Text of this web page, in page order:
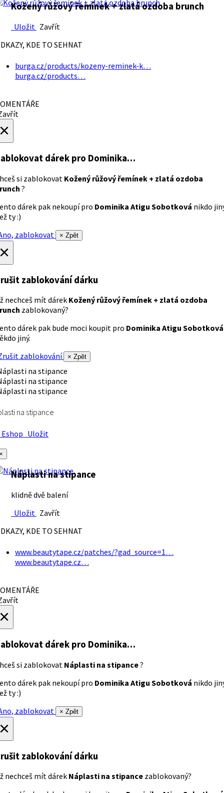
Kožený růžový řemínek + zlatá ozdoba brunch
Uložit Zavřít
KDE TO SEHNAT
burga.cz/products/kozeny-reminek-k…
burga.cz/products…
dárek pro Dominika…
si zablokovat Kožený růžový řemínek + zlatá ozdoba
?
dárek pak nekoupí pro Dominika Atigu Sobotková nikdo
ty :)
zablokovat
× Zpět
zablokování dárku
nechceš mít dárek Kožený růžový řemínek + zlatá ozdoba
zablokovaný?
dárek pak bude moci koupit pro Dominika Atigu Sobotková
jiný.
zablokování
× Zpět
na stipance
Uložit
Náplasti na stipance
klidně dvě balení
Uložit Zavřít
KDE TO SEHNAT
www.beautytape.cz/patches/?gad_source=1…
www.beautytape.cz…
dárek pro Dominika…
si zablokovat Náplasti na stipance?
dárek pak nekoupí pro Dominika Atigu Sobotková nikdo
ty :)
zablokovat
× Zpět
zablokování dárku
nechceš mít dárek Náplasti na stipance zablokovaný?